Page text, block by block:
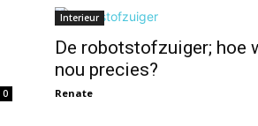
0
Interieur
De robotstofzuiger; hoe
nou precies?
Renate